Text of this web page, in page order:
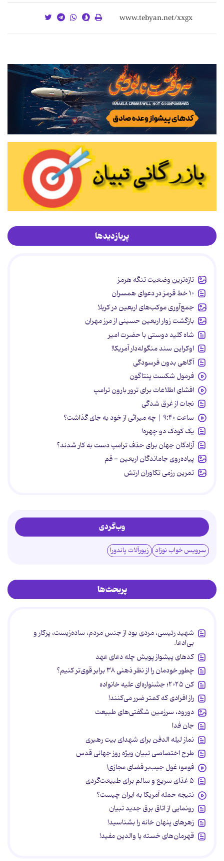
پربازدیدها
تازه‌ترین وضعیت تنگه هرمز
۱۰ خط قرمز در دعوای همسران
جمع‌آوری موکب‌های اربعین در کربلا
بازگشت زوار اربعین حسینی از مرز مهران
شاه کلید دوستی با حضرت امیر
اوکراین سند منگوله‌دار آمریکا!
آگاهی بدون فرسودگی
فرمول شکست پنتاگون
افشای اطلاعات برای ترور بارون ترامپ
نجات از غرق شدگی
ساعت ۹:۴۰ | چه میراثی از خود به جای گذاشت؟
یک کودک دو چهره!
آزادگان جهان برای حذف ترامپ دست به کار شدند؟
پیاده‌روی جاماندگان اربعین - قم
تمرین رزمی تکاوران ارتش
وب‌گردی
سرویس خواب نوزاد زیورآلات پاندورا
پربحث‌ها
شهید رئیسی، مردی بود از جنس مردم، ساده‌زیست، پرکار و
بی‌ادعا.
کدهای پیشواز پویش چله دعای عهد
چطور خودمان را از نظر ذهنی ۳۸ برابر قوی‌تر کنیم؟
کن ۲۰۲۵؛ جشنواره‌ای علیه خانواده
راز افرادی که کمتر ضرر می‌کنند!
دورود، سرزمین شگفتی‌های طبیعت
جان فدا
نماز لیله الدفن برای شهدای بیت رهبری
طرح اختصاصی تبیان ویژه روز جهانی قدس
فومو؛ غول جیب‌بر فضای مجازی!
۵ غذای سریع و سالم برای طبیعت‌گردی
نتیجه حمله آمریکا به ایران چیست؟
رونمایی از اتاق برق جدید تبیان
زهرهای پنهان خانه را بشناسید!
قهرمان‌های خسته یا والدین مفید!